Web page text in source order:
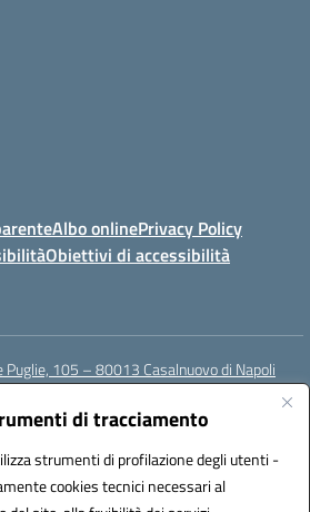
di tracciamento
strumenti di profilazione degli utenti -
cookies tecnici necessari al
Albo onlinePrivacy Policy
Obiettivi di accessibilità
Puglie, 105 – 80013 Casalnuovo di Napoli